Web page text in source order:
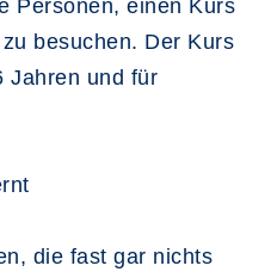
Personen, einen Kurs
besuchen. Der Kurs
Jahren und für
die fast gar nichts